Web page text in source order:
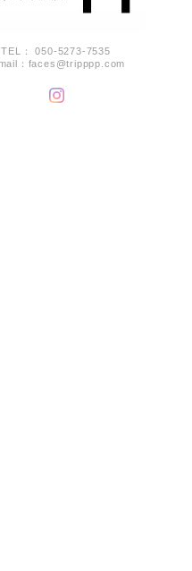
TEL： 050-5273-7535
： faces@tripppp.com